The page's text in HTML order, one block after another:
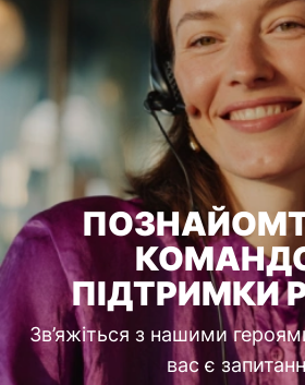
ПІДТРИМКИ
Зв’яжіться з нашими
вас є